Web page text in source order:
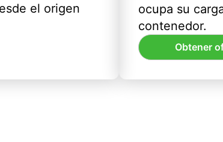
el origen
ocupa su
contenedor.
Obtener